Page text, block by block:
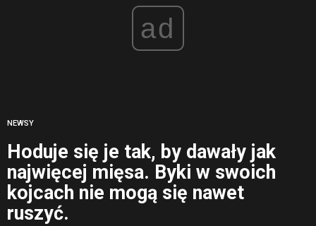
ad
NEWSY
Hoduje się je tak, by dawały jak
najwięcej mięsa. Byki w swoich
kojcach nie mogą się nawet
ruszyć.